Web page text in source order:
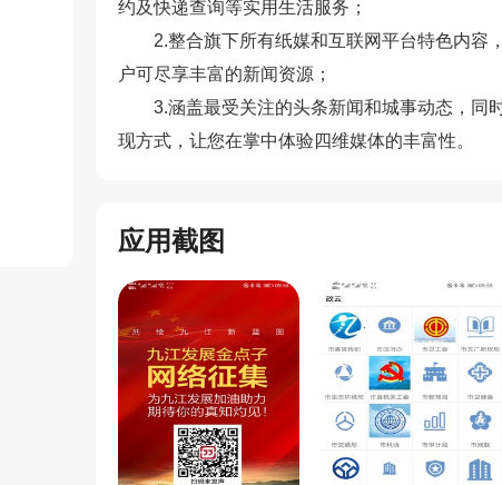
约及快递查询等实用生活服务；
2.整合旗下所有纸媒和互联网平台特色内容
户可尽享丰富的新闻资源；
3.涵盖最受关注的头条新闻和城事动态，同
现方式，让您在掌中体验四维媒体的丰富性。
应用截图